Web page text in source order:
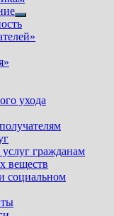
Показать
подменю
ухода
гражданам
веществ
социальном